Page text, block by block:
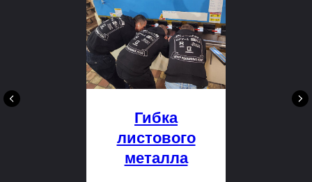
Гибка
листового
металла